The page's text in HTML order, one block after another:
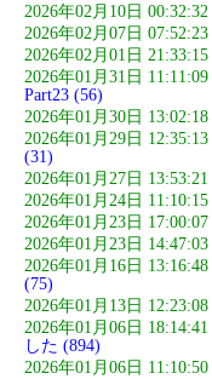
2026年02月10日 00:32:32
2026年02月07日 07:52:23
2026年02月01日 21:33:15
2026年01月31日 11:11:09
Part23 (56)
2026年01月30日 13:02:18
2026年01月29日 12:35:13
(31)
2026年01月27日 13:53:21
2026年01月24日 11:10:15
2026年01月23日 17:00:07
2026年01月23日 14:47:03
2026年01月16日 13:16:48
(75)
2026年01月13日 12:23:08
2026年01月06日 18:14:41
した (894)
2026年01月06日 11:10:50